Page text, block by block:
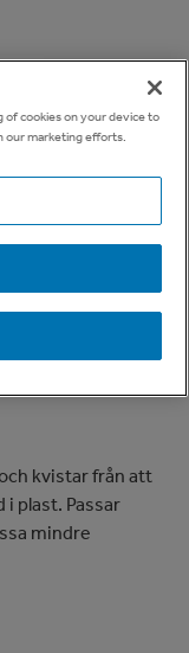
kvistar från att
plast. Passar
mindre
of cookies on your device to
our marketing efforts.